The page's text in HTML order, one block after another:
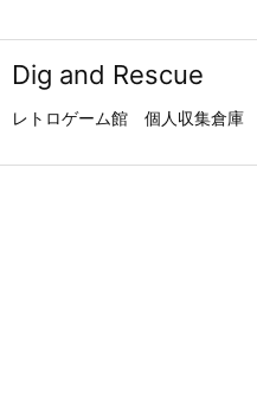
Dig and Rescue
レトロゲーム館 個人収集倉庫